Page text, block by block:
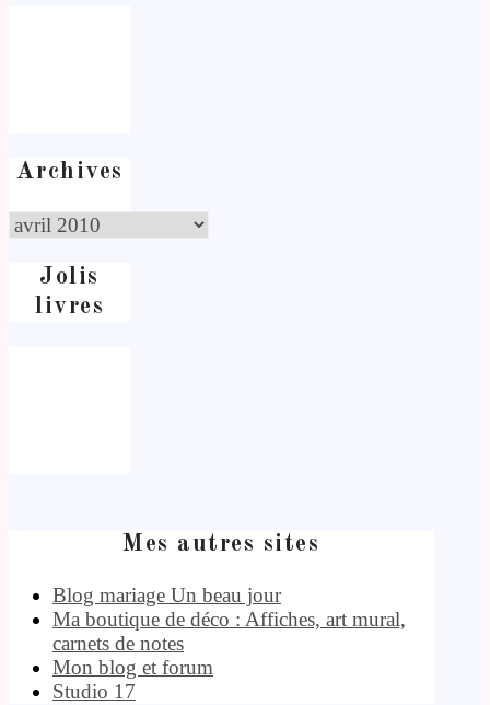
Archives
Jolis
livres
Mes autres sites
Blog mariage Un beau jour
Ma boutique de déco : Affiches, art mural,
carnets de notes
Mon blog et forum
Studio 17